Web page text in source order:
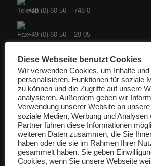
+49 (0) 60 56 – 748-0
+49 (0) 60 56 – 29 05
info@herbst-bss.de
ÖFFNUNGSZEITEN
MO. – FR. 6.00 – 17.00 Uhr
Diese Webseite benutzt Cookies
Wir verwenden Cookies, um Inhalte
personalisieren, Funktionen für soziale
zu können und die Zugriffe auf unsere
analysieren. Außerdem geben wir
Verwendung unserer Website an
soziale Medien, Werbung und Analysen
Partner führen diese Informationen
weiteren Daten zusammen, die Sie
haben oder die sie im Rahmen Ihrer
gesammelt haben. Sie geben
Cookies, wenn Sie unsere Webseite